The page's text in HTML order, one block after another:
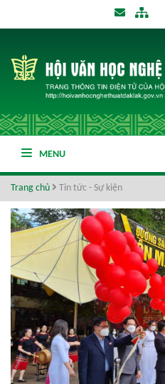
MENU
Trang chủ Tin tức - Sự kiện